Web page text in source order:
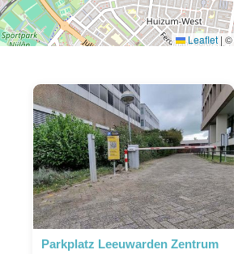
Leaflet | ©
Parkplatz Leeuwarden Zentrum